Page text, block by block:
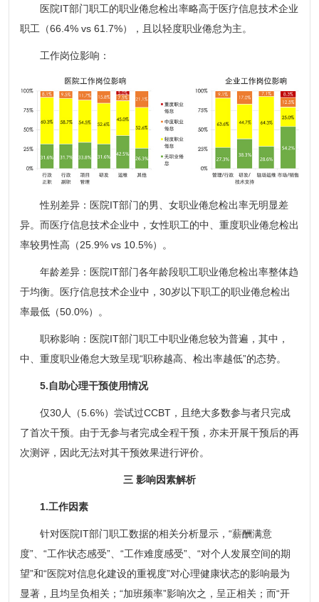
医院IT部门职工的职业倦怠检出率略高于医疗信息技术企业
职工（66.4% vs 61.7%），且以轻度职业倦怠为主。
工作岗位影响：
性别差异：医院IT部门的男、女职业倦怠检出率无明显差
异。而医疗信息技术企业中，女性职工的中、重度职业倦怠检出
率较男性高（25.9% vs 10.5%）。
年龄差异：医院IT部门各年龄段职工职业倦怠检出率整体趋
于均衡。医疗信息技术企业中，30岁以下职工的职业倦怠检出
率最低（50.0%）。
职称影响：医院IT部门职工中职业倦怠较为普遍，其中，
中、重度职业倦怠大致呈现“职称越高、检出率越低”的态势。
5.自助心理干预使用情况
仅30人（5.6%）尝试过CCBT，且绝大多数参与者只完成
了首次干预。由于无参与者完成全程干预，亦未开展干预后的再
次测评，因此无法对其干预效果进行评价。
三 影响因素解析
1.工作因素
针对医院IT部门职工数据的相关分析显示，“薪酬满意
度”、“工作状态感受”、“工作难度感受”、“对个人发展空间的期
望”和“医院对信息化建设的重视度”对心理健康状态的影响最为
显著，且均呈负相关；“加班频率”影响次之，呈正相关；而“开